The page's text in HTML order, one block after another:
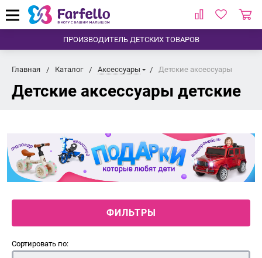
ПРОИЗВОДИТЕЛЬ ДЕТСКИХ ТОВАРОВ
Главная Каталог Аксессуары Детские аксессуары
Детские аксессуары детские
ФИЛЬТРЫ
Сортировать по: